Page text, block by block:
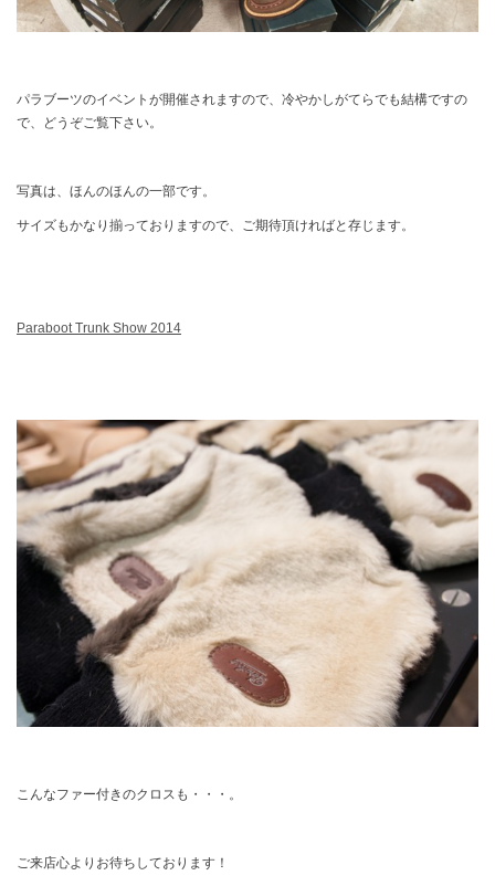
パラブーツのイベントが開催されますので、冷やかしがてらでも結構ですの
で、どうぞご覧下さい。
写真は、ほんのほんの一部です。
サイズもかなり揃っておりますので、ご期待頂ければと存じます。
Paraboot Trunk Show 2014
こんなファー付きのクロスも・・・。
ご来店心よりお待ちしております！